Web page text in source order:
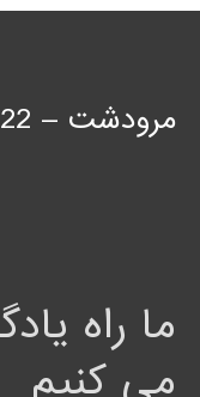
مرودشت – 22 بهمن شمالی
ما راه
می کنیم